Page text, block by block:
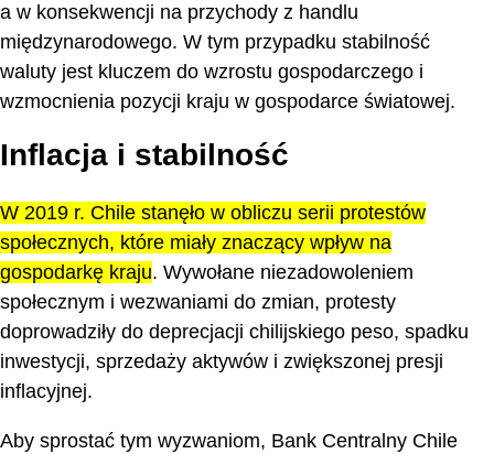
a w konsekwencji na przychody z handlu
międzynarodowego. W tym przypadku stabilność
waluty jest kluczem do wzrostu gospodarczego i
wzmocnienia pozycji kraju w gospodarce światowej.
Inflacja i stabilność
W 2019 r. Chile stanęło w obliczu serii protestów
społecznych, które miały znaczący wpływ na
gospodarkę kraju. Wywołane niezadowoleniem
społecznym i wezwaniami do zmian, protesty
doprowadziły do deprecjacji chilijskiego peso, spadku
inwestycji, sprzedaży aktywów i zwiększonej presji
inflacyjnej.
Aby sprostać tym wyzwaniom, Bank Centralny Chile